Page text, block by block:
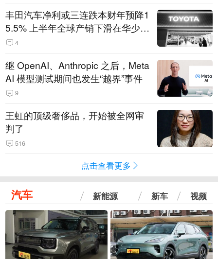
丰田汽车净利或三连跌本财年预降1
5.5% 上半年全球产销下滑在华少卖
14.3万辆
4
继 OpenAI、Anthropic 之后，Meta
AI 模型测试期间也发生“越界”事件
9
王虹的顶级奢侈品，开始被全网审
判了
516
点击查看更多
汽车 新能源 新车 视频